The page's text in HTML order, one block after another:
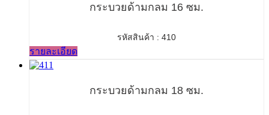
กระบวยด้ามกลม 16 ซม.
รหัสสินค้า : 410
รายละเอียด
กระบวยด้ามกลม 18 ซม.